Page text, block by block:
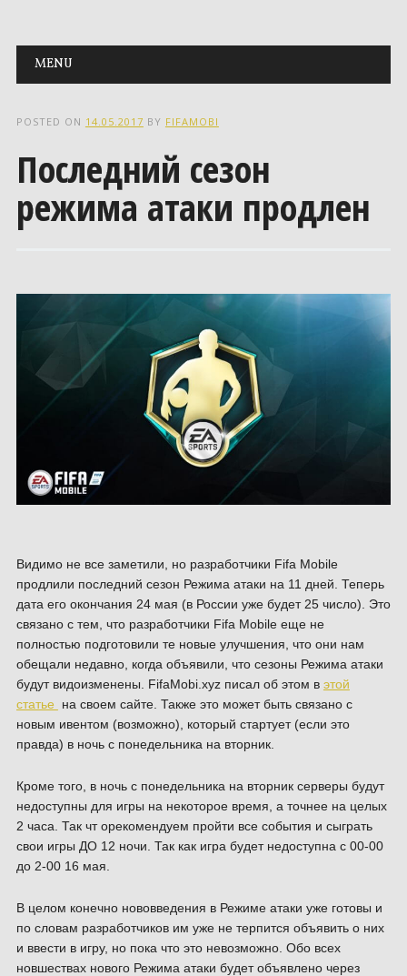
Main menu
Skip to content
MENU
POSTED ON 14.05.2017 BY FIFAMOBI
Последний сезон
режима атаки продлен
Видимо не все заметили, но разработчики Fifa Mobile
продлили последний сезон Режима атаки на 11 дней. Теперь
дата его окончания 24 мая (в России уже будет 25 число). Это
связано с тем, что разработчики Fifa Mobile еще не
полностью подготовили те новые улучшения, что они нам
обещали недавно, когда объявили, что сезоны Режима атаки
будут видоизменены. FifaMobi.xyz писал об этом в этой
статье
на своем сайте. Также это может быть связано с
новым ивентом (возможно), который стартует (если это
правда) в ночь с понедельника на вторник.
Кроме того, в ночь с понедельника на вторник серверы будут
недоступны для игры на некоторое время, а точнее на целых
2 часа. Так чт орекомендуем пройти все события и сыграть
свои игры ДО 12 ночи. Так как игра будет недоступна с 00-00
до 2-00 16 мая.
В целом конечно нововведения в Режиме атаки уже готовы и
по словам разработчиков им уже не терпится объявить о них
и ввести в игру, но пока что это невозможно. Обо всех
новшествах нового Режима атаки будет объявлено через